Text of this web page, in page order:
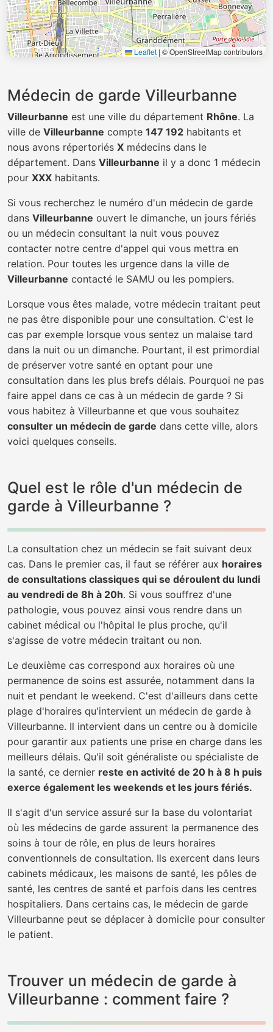
Leaflet | © OpenStreetMap contributors
Médecin de garde Villeurbanne
Villeurbanne est une ville du département Rhône. La
ville de Villeurbanne compte 147 192 habitants et
nous avons répertoriés X médecins dans le
département. Dans Villeurbanne il y a donc 1 médecin
pour XXX habitants.
Si vous recherchez le numéro d'un médecin de garde
dans Villeurbanne ouvert le dimanche, un jours fériés
ou un médecin consultant la nuit vous pouvez
contacter notre centre d'appel qui vous mettra en
relation. Pour toutes les urgence dans la ville de
Villeurbanne contacté le SAMU ou les pompiers.
Lorsque vous êtes malade, votre médecin traitant peut
ne pas être disponible pour une consultation. C'est le
cas par exemple lorsque vous sentez un malaise tard
dans la nuit ou un dimanche. Pourtant, il est primordial
de préserver votre santé en optant pour une
consultation dans les plus brefs délais. Pourquoi ne pas
faire appel dans ce cas à un médecin de garde ? Si
vous habitez à Villeurbanne et que vous souhaitez
consulter un médecin de garde dans cette ville, alors
voici quelques conseils.
Quel est le rôle d'un médecin de
garde à Villeurbanne ?
La consultation chez un médecin se fait suivant deux
cas. Dans le premier cas, il faut se référer aux horaires
de consultations classiques qui se déroulent du lundi
au vendredi de 8h à 20h. Si vous souffrez d'une
pathologie, vous pouvez ainsi vous rendre dans un
cabinet médical ou l'hôpital le plus proche, qu'il
s'agisse de votre médecin traitant ou non.
Le deuxième cas correspond aux horaires où une
permanence de soins est assurée, notamment dans la
nuit et pendant le weekend. C'est d'ailleurs dans cette
plage d'horaires qu'intervient un médecin de garde à
Villeurbanne. Il intervient dans un centre ou à domicile
pour garantir aux patients une prise en charge dans les
meilleurs délais. Qu'il soit généraliste ou spécialiste de
la santé, ce dernier reste en activité de 20 h à 8 h puis
exerce également les weekends et les jours fériés.
Il s'agit d'un service assuré sur la base du volontariat
où les médecins de garde assurent la permanence des
soins à tour de rôle, en plus de leurs horaires
conventionnels de consultation. Ils exercent dans leurs
cabinets médicaux, les maisons de santé, les pôles de
santé, les centres de santé et parfois dans les centres
hospitaliers. Dans certains cas, le médecin de garde
Villeurbanne peut se déplacer à domicile pour consulter
le patient.
Trouver un médecin de garde à
Villeurbanne : comment faire ?